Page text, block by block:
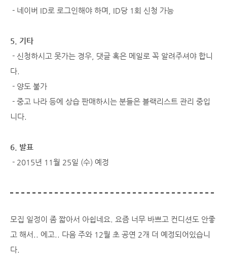
- 네이버 ID로 로그인해야 하며, ID당 1회 신청 가능
5. 기타
- 신청하시고 못가는 경우, 댓글 혹은 메일로 꼭 알려주셔야 합니
다.
- 양도 불가
- 중고 나라 등에 상습 판매하시는 분들은 블랙리스트 관리 중입
니다.
6. 발표
- 2015년 11월 25일 (수) 예정
모집 일정이 좀 짧아서 아쉽네요. 요즘 너무 바쁘고 컨디션도 안좋
고 해서.. 에고.. 다음 주와 12월 초 공연 2개 더 예정되어있습니
다.